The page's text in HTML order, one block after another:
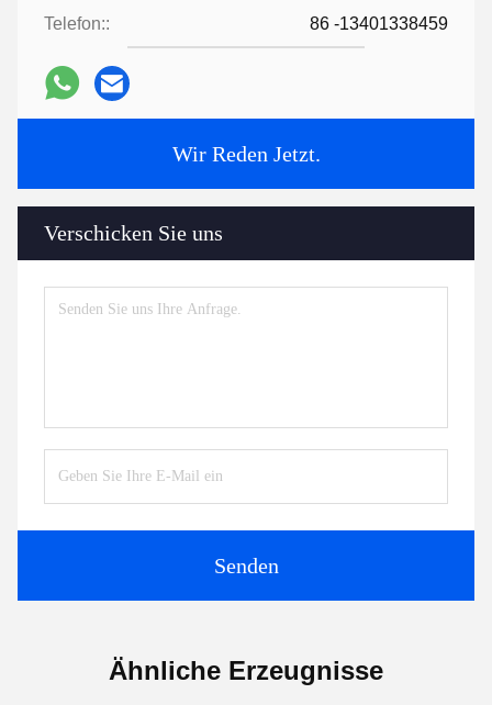
Telefon:: 86 -13401338459
Wir Reden Jetzt.
Verschicken Sie uns
Senden
Ähnliche Erzeugnisse